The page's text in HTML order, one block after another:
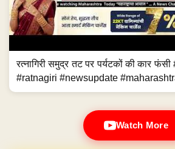
रत्नागिरी समुद्र तट पर पर्यटकों की कार
#ratnagiri #newsupdate
Watch More